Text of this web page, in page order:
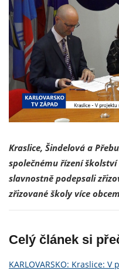
Kraslice, Šindelová a
společnému řízení
slavnostně podepsali
zřizované školy více
Celý článek si
KARLOVARSKO: Kraslice: